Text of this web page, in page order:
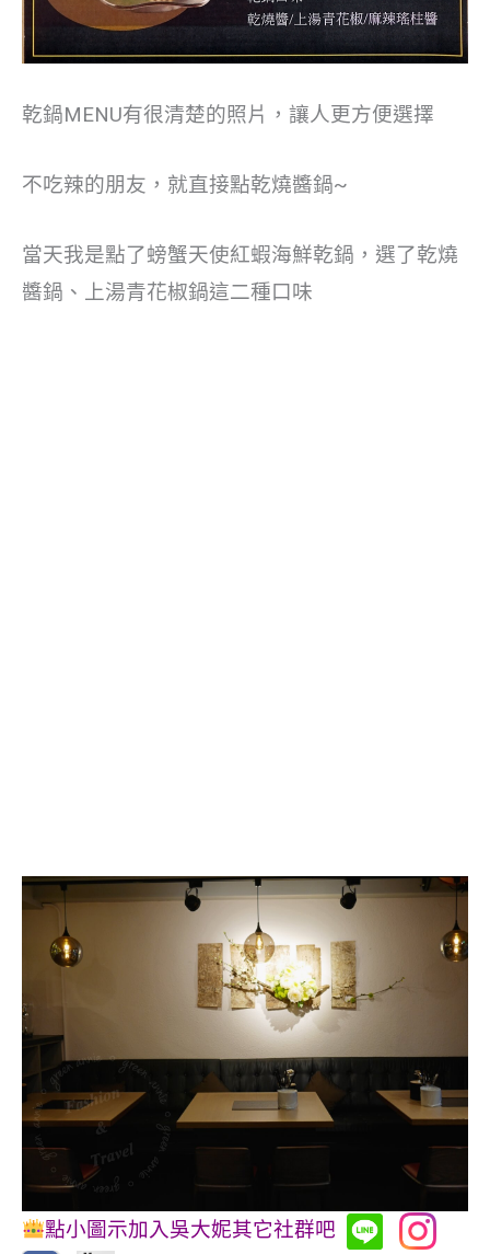
乾鍋MENU有很清楚的照片，讓人更方便選擇
不吃辣的朋友，就直接點乾燒醬鍋~
當天我是點了螃蟹天使紅蝦海鮮乾鍋，選了乾燒
醬鍋、上湯青花椒鍋這二種口味
點小圖示加入吳大妮其它社群吧